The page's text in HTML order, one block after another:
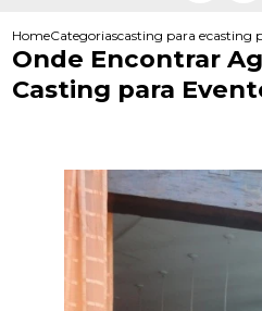
HomeCategoriascasting para eventos
casting
Onde Encontrar
Casting para